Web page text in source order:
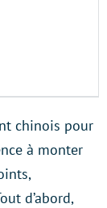
chinois pour
à monter
d’abord,